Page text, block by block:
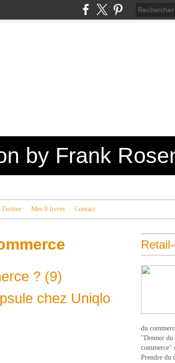
by Frank
Twitter Mes 9 livres Contact
? (9)
chez Uniqlo
du
"Donner du
commerce"
Prendre du